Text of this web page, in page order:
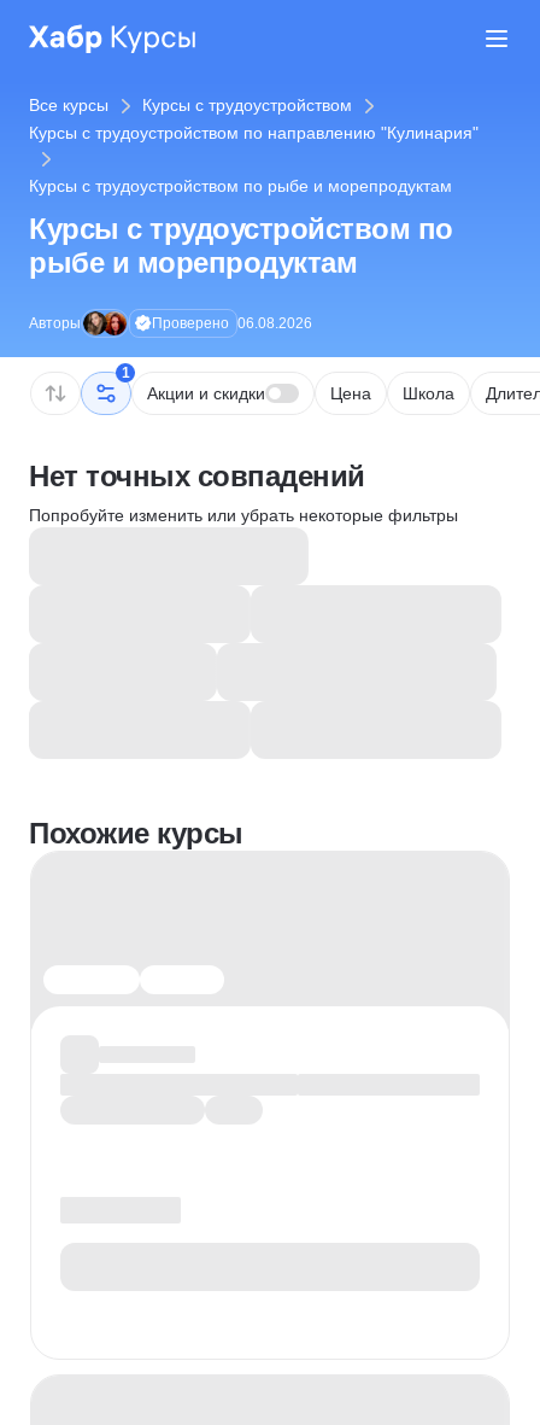
Все курсы
Курсы с трудоустройством
Курсы с трудоустройством по направлению "Кулинария"
Курсы с трудоустройством по рыбе и морепродуктам
Курсы с трудоустройством по
рыбе и морепродуктам
Авторы Проверено 06.08.2026
1
Акции и скидки Цена Школа
Нет точных совпадений
Попробуйте изменить или убрать некоторые фильтры
Похожие курсы